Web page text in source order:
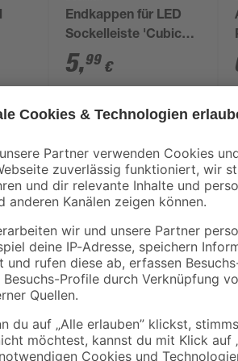
Endkappen für LED
Sockelleiste 'Cubica
LS 80' anthrazit, 2
Stück
5,99 €
Diese
stabilen